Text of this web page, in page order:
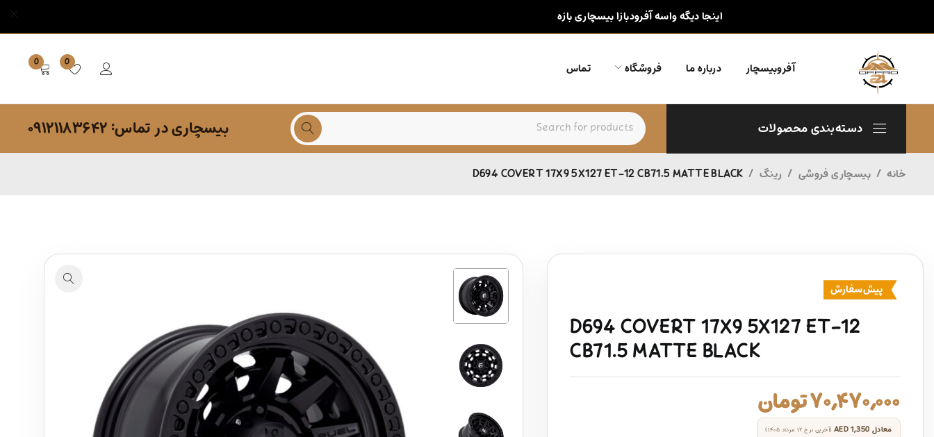
اینجا دیگه واسه آفرودبازا بیسچاری بازه
آفروبیسچار درباره ما فروشگاه تماس 0
0
دسته‌بندی محصولات بیسچاری در تماس: ۰۹۱۲۱۱۸۳۶۴۲
خانه / بیسچاری فروشی / رینگ /
D694 COVERT 17X9 5X127 ET-12 CB71.5 MATTE BLACK
پیش‌سفارش
D694 COVERT 17X9 5X127 ET-12
CB71.5 MATTE BLACK
۷۰,۴۷۰,۰۰۰تومان
معادل AED 1,350 (آخرین نرخ ۱۲ مرداد ۱۴۰۵)